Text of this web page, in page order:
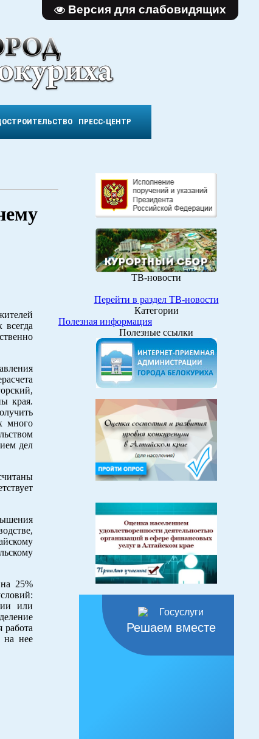
Версия для слабовидящих
ПРЕСС-ЦЕНТР
края.
много
дел
25%
или
на нее
ТВ-новости
Перейти в раздел ТВ-новости
Категории
Полезная информация
Полезные ссылки
Решаем вместе